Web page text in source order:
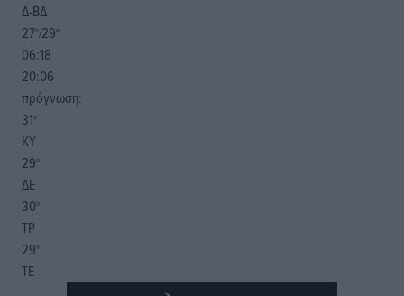
Δ-ΒΔ
27°/29°
06:18
20:06
πρόγνωση:
31°
ΚΥ
29°
ΔΕ
30°
ΤΡ
29°
ΤΕ